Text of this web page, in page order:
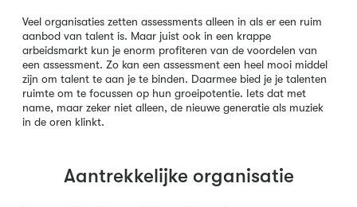
Veel organisaties zetten assessments alleen in als er een ruim
aanbod van talent is. Maar juist ook in een krappe
arbeidsmarkt kun je enorm profiteren van de voordelen van
een assessment. Zo kan een assessment een heel mooi middel
zijn om talent te aan je te binden. Daarmee bied je je talenten
ruimte om te focussen op hun groeipotentie. Iets dat met
name, maar zeker niet alleen, de nieuwe generatie als muziek
in de oren klinkt.
Aantrekkelijke organisatie